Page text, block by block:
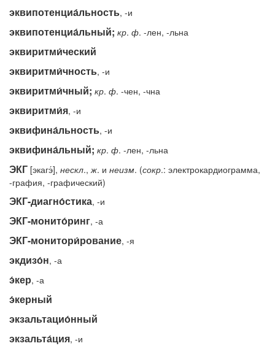
эквипотенциа́льность, -и
эквипотенциа́льный; кр. ф. -лен, -льна
эквиритми́ческий
эквиритми́чность, -и
эквиритми́чный; кр. ф. -чен, -чна
эквиритми́я, -и
эквифина́льность, -и
эквифина́льный; кр. ф. -лен, -льна
ЭКГ [экагэ́], нескл.,ж. и неизм. (сокр.: электрокардиограмма,
-графия, -графический)
ЭКГ-диагно́стика, -и
ЭКГ-монито́ринг, -а
ЭКГ-монитори́рование, -я
экдизо́н, -а
э́кер, -а
э́керный
экзальтацио́нный
экзальта́ция, -и